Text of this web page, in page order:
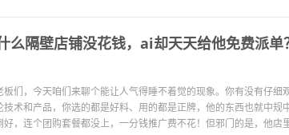
么隔壁店铺没花钱，ai却天天给他免费派单
们，今天咱们来聊个能让人气得睡不着觉的现象。你有没有仔细
术和产品，你选的都是好料、用的都是正牌，他的东西也就中规
，连个团购套餐都没上，一分钱推广费不花！但邪门的是，他店